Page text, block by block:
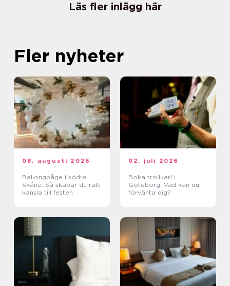
Läs fler inlägg här
Fler nyheter
08. augusti 2026
Ballongbåge i södra
Skåne: Så skapar du rätt
känsla till festen
02. juli 2026
Boka trollkarl i
Göteborg: Vad kan du
förvänta dig?